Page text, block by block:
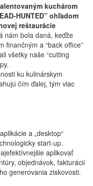
kuchárom
HUNTED” ohľadom
reštaurácie
nám bola daná, keďže
finančným a “back office”
všetky naše “cutting
ku kulinárskym
čím ďalej, tým viac
a „desktop“
start-up.
aplikovať
objednávok, fakturácií
generovania ziskovosti.